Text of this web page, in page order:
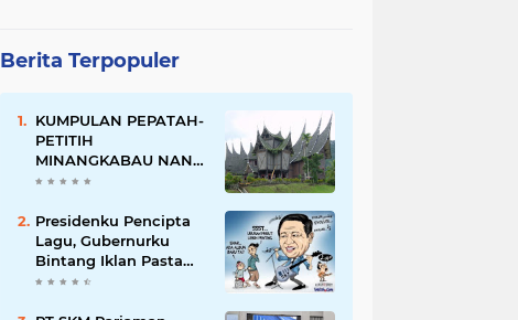
Berita Terpopuler
KUMPULAN PEPATAH-
PETITIH
MINANGKABAU NAN
ELOK
Presidenku Pencipta
Lagu, Gubernurku
Bintang Iklan Pasta
Gigi